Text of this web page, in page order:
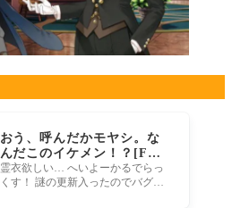
おう、呼んだかモヤシ。な
んだこのイケメン！？[FG
O]東出曰く近衛から届いた
から無理言って差し替えた
霊衣欲しい… へいよーかるでらっ
くす！ 謎の更新入ったのでバグ修